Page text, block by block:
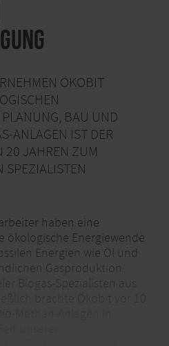
ÖKOBIT
PLANUNG, BAU UND
ANLAGEN IST DER
20 JAHREN ZUM
SPEZIALISTEN
haben eine
ökologische Energiewende
Energien wie Öl und
Gasproduktion.